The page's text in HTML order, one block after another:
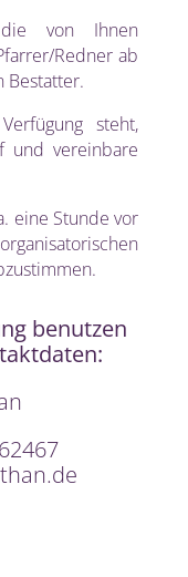
von Ihnen
Redner ab
Bestatter.
steht,
und vereinbare
eine Stunde vor
benutzen